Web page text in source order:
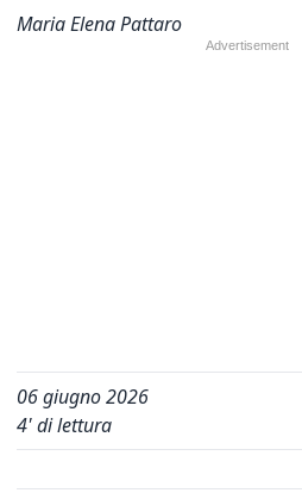
Maria Elena Pattaro
06 giugno 2026
4' di lettura